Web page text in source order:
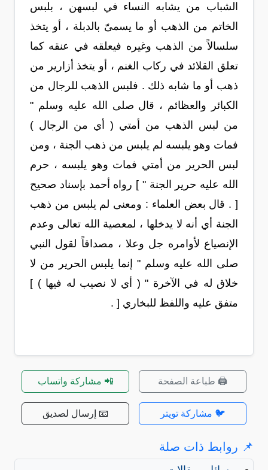
الشباب من يشابه النساء في لبسهن ، بلبس
الخاتم من الذهب أو ما يسمىّ بالدبلة ، أو يتخذ
سلسالاً من الذهب وغيره فيعلقه في عنقه كما
تعلق القلائد في ركاب الغنم ، أو يتخذ أزارير من
ذهب أو ما شابه ذلك . فلبس الذهب للرجال من
الكبائر والعظائم ، قال صلى الله عليه وسلم "
من لبس الذهب من أمتي ( أي من الرجال )
فمات وهو يلبسه لم يلبس من ذهب الجنة ، ومن
لبس الحرير من أمتي فمات وهو يلبسه ، حرم
الله عليه حرير الجنة " ] رواه أحمد بإسناد صحيح
[ . قال بعض العلماء : ومعنى لم يلبس من ذهب
الجنة أي أنه لا يدخلها ، لمعصية الله تعالى وعدم
الإنصياع لأوامره جل وعلا ، مصداقاً لقول النبي
صلى الله عليه وسلم " إنما يلبس الحرير من لا
خلاق له في الآخرة " ( أي لا نصيب له فيها ) ]
متفق عليه واللفظ للبخاري [ .
🖨️ طباعة الصفحة 📲 مشاركة واتساب
🐦 مشاركة تويتر 📧 إرسال لصديق
📌 روابط ذات صلة